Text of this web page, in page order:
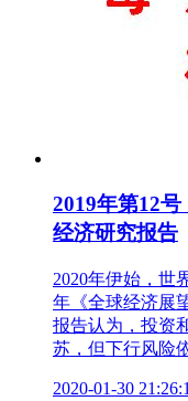
2019年第12
经济研究报告
2020年伊始，世
年《全球经济展
报告认为，投资
苏，但下行风险
2020-01-30